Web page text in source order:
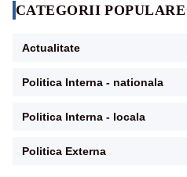
CATEGORII POPULARE
Actualitate
Politica Interna - nationala
Politica Interna - locala
Politica Externa